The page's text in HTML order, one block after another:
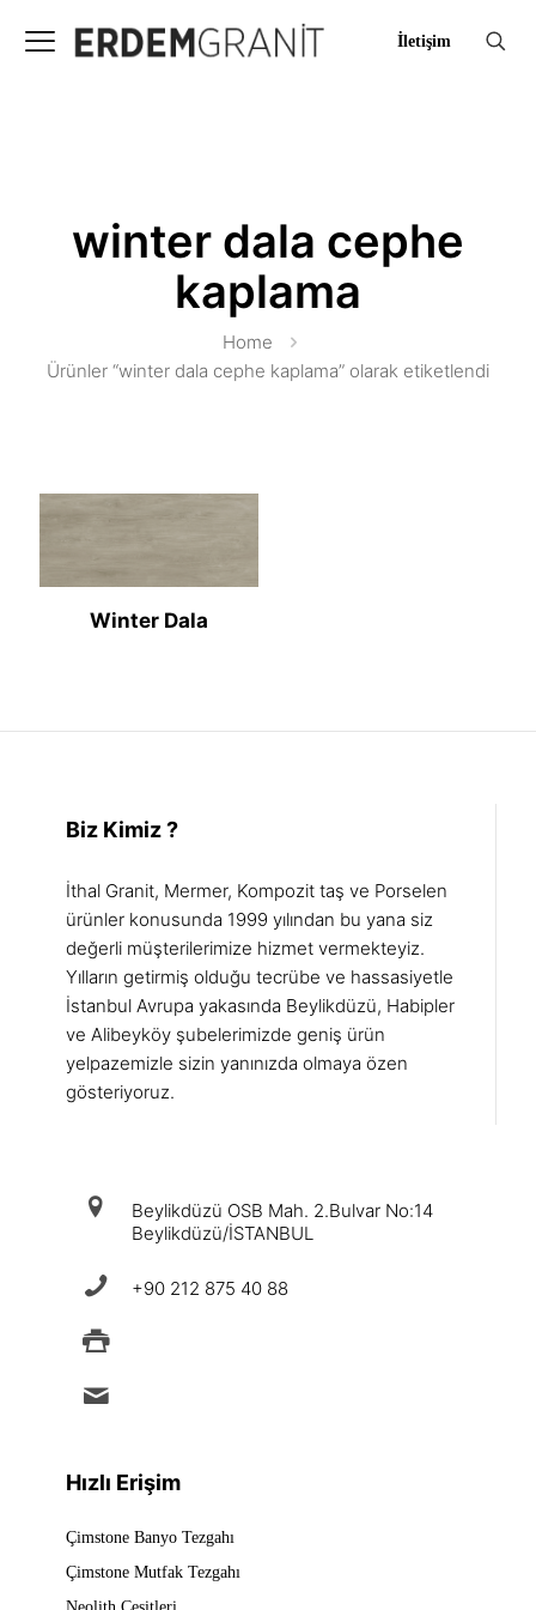
İletişim
winter dala cephe
kaplama
Home
Ürünler “winter dala cephe kaplama” olarak etiketlendi
Winter Dala
Biz Kimiz ?
İthal Granit, Mermer, Kompozit taş ve Porselen
ürünler konusunda 1999 yılından bu yana siz
değerli müşterilerimize hizmet vermekteyiz.
Yılların getirmiş olduğu tecrübe ve hassasiyetle
İstanbul Avrupa yakasında Beylikdüzü, Habipler
ve Alibeyköy şubelerimizde geniş ürün
yelpazemizle sizin yanınızda olmaya özen
gösteriyoruz.
Beylikdüzü OSB Mah. 2.Bulvar No:14
Beylikdüzü/İSTANBUL
+90 212 875 40 88
Hızlı Erişim
Çimstone Banyo Tezgahı
Çimstone Mutfak Tezgahı